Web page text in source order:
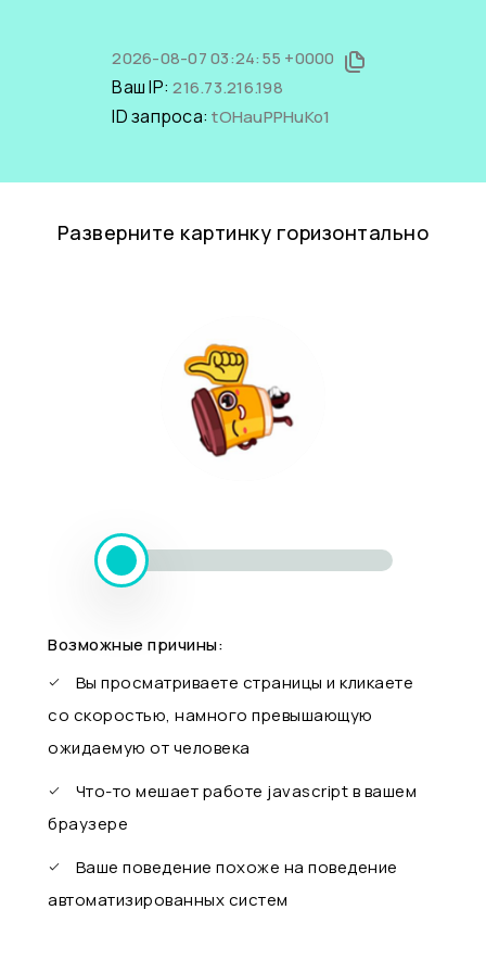
2026-08-07 03:24:55 +0000
Ваш IP:216.73.216.198
ID запроса:tOHauPPHuKo1
Разверните картинку горизонтально
Возможные причины:
Вы просматриваете страницы и кликаете
со скоростью, намного превышающую
ожидаемую от человека
Что-то мешает работе javascript в вашем
браузере
Ваше поведение похоже на поведение
автоматизированных систем